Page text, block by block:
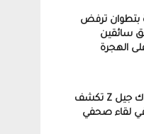
بتطوان ترفض
سائقين
الهجرة
عائلات معتقلي حراك جيل Z تكشف
لقاء صحفي